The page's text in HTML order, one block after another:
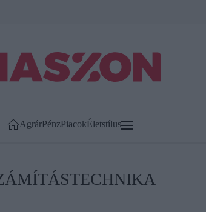
AgrárPénzPiacokÉletstílus